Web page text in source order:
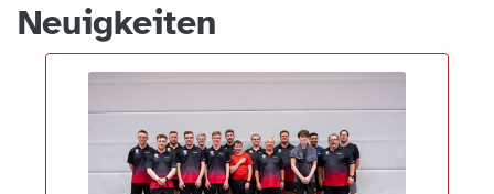
Neuigkeiten